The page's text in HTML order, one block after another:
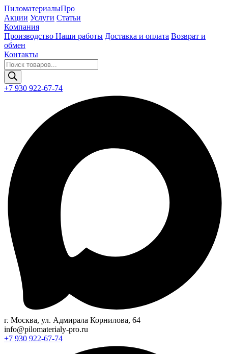
ПиломатериалыПро
Акции Услуги Статьи
Компания
Производство Наши работы Доставка и оплата Возврат и
обмен
Контакты
Поиск
товаров
+7 930 922-67-74
г. Москва, ул. Адмирала Корнилова, 64
info@pilomaterialy-pro.ru
+7 930 922-67-74